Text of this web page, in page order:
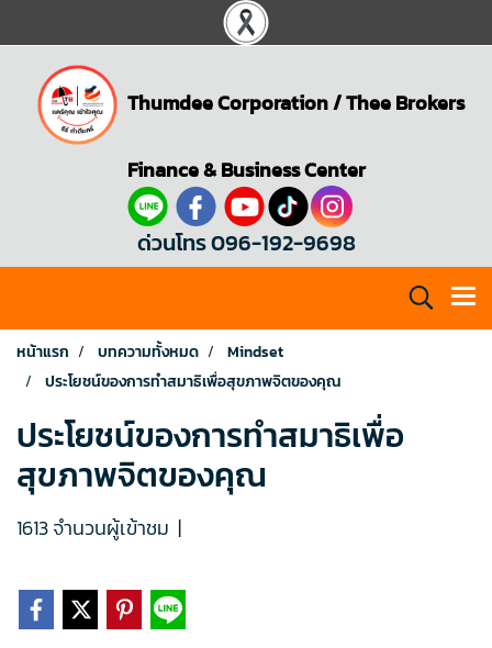
Thumdee Corporation/Thee Brokers
Finance & Business Center
ด่วนโทร 096-192-9698
หน้าแรก บทความทั้งหมด
Mindset
ประโยชน์ของการทำสมาธิเพื่อสุขภาพจิตของคุณ
ประโยชน์ของการทำสมาธิเพื่อ
สุขภาพจิตของคุณ
1613 จำนวนผู้เข้าชม |